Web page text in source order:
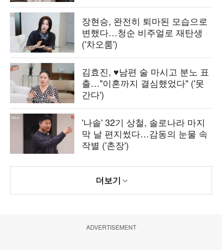
장현승, 완전히 퇴마된 모습으로
변했다…청순 비주얼로 재탄생
('차오룸')
김효진, ♥남편 술 마시고 분노 표
출…"이혼까지 결심했었다" ('못
간다')
'나솔' 32기 상철, 솔로나라 마지
막 날 편지썼다…감동의 눈물 속
작별 ('촌장')
더보기
ADVERTISEMENT